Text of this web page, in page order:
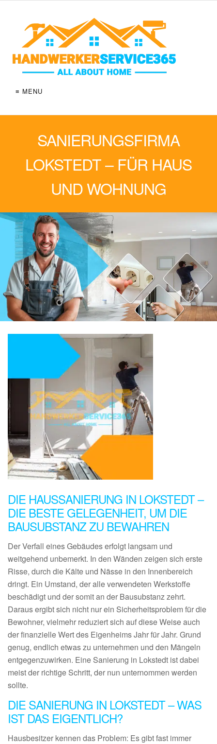
≡ MENU
SANIERUNGSFIRMA
LOKSTEDT – FÜR HAUS
UND WOHNUNG
DIE HAUSSANIERUNG IN LOKSTEDT –
DIE BESTE GELEGENHEIT, UM DIE
BAUSUBSTANZ ZU BEWAHREN
Der Verfall eines Gebäudes erfolgt langsam und
weitgehend unbemerkt. In den Wänden zeigen sich erste
Risse, durch die Kälte und Nässe in den Innenbereich
dringt. Ein Umstand, der alle verwendeten Werkstoffe
beschädigt und der somit an der Bausubstanz zehrt.
Daraus ergibt sich nicht nur ein Sicherheitsproblem für die
Bewohner, vielmehr reduziert sich auf diese Weise auch
der finanzielle Wert des Eigenheims Jahr für Jahr. Grund
genug, endlich etwas zu unternehmen und den Mängeln
entgegenzuwirken. Eine Sanierung in Lokstedt ist dabei
meist der richtige Schritt, der nun unternommen werden
sollte.
DIE SANIERUNG IN LOKSTEDT – WAS
IST DAS EIGENTLICH?
Hausbesitzer kennen das Problem: Es gibt fast immer